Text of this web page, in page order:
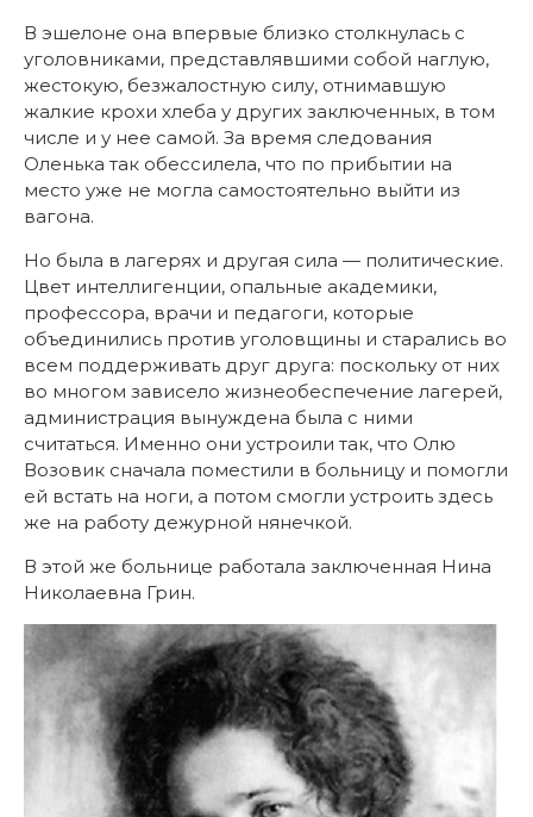
В эшелоне она впервые близко столкнулась с
уголовниками, представлявшими собой наглую,
жестокую, безжалостную силу, отнимавшую
жалкие крохи хлеба у других заключенных, в том
числе и у нее самой. За время следования
Оленька так обессилела, что по прибытии на
место уже не могла самостоятельно выйти из
вагона.
Но была в лагерях и другая сила — политические.
Цвет интеллигенции, опальные академики,
профессора, врачи и педагоги, которые
объединились против уголовщины и старались во
всем поддерживать друг друга: поскольку от них
во многом зависело жизнеобеспечение лагерей,
администрация вынуждена была с ними
считаться. Именно они устроили так, что Олю
Возовик сначала поместили в больницу и помогли
ей встать на ноги, а потом смогли устроить здесь
же на работу дежурной нянечкой.
В этой же больнице работала заключенная Нина
Николаевна Грин.